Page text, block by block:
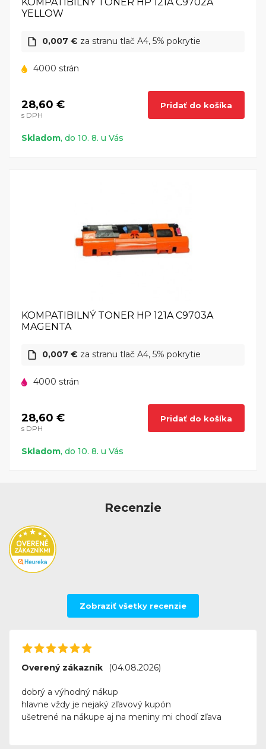
YELLOW
0,007 € za stranu tlač A4, 5% pokrytie
4000 strán
28,60 €
s DPH
Pridať do košíka
Skladom, do 10. 8. u Vás
KOMPATIBILNÝ TONER HP 121A C9703A
MAGENTA
0,007 € za stranu tlač A4, 5% pokrytie
4000 strán
28,60 €
s DPH
Pridať do košíka
Skladom, do 10. 8. u Vás
Recenzie
Zobraziť všetky recenzie
Overený zákazník (04.08.2026)
dobrý a výhodný nákup
hlavne vždy je nejaký zľavový kupón
ušetrené na nákupe aj na meniny mi chodí zľava